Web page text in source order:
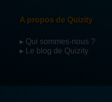
A propos de Quizity
▸ Qui sommes-nous ?
▸ Le blog de Quizity